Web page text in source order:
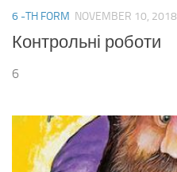
6 -TH FORM NOVEMBER 10, 2018
Контрольні роботи
6